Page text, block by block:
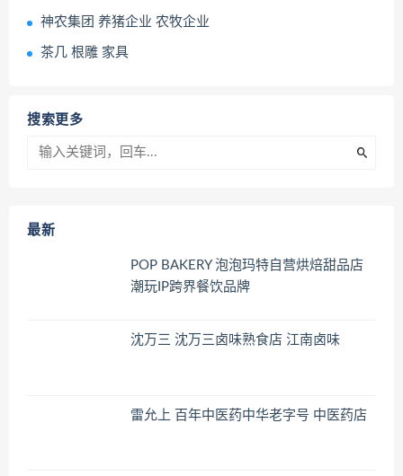
神农集团 养猪企业 农牧企业
茶几 根雕 家具
搜索更多
最新
POP BAKERY 泡泡玛特自营烘焙甜品店
潮玩IP跨界餐饮品牌
沈万三 沈万三卤味熟食店 江南卤味
雷允上 百年中医药中华老字号 中医药店